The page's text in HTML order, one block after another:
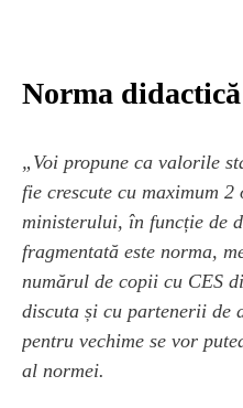
Norma didactică
„Voi propune ca valorile
fie crescute cu maximum
ministerului, în funcție de
fragmentată este norma,
numărul de copii cu CES
discuta și cu partenerii de
pentru vechime se vor
al normei.